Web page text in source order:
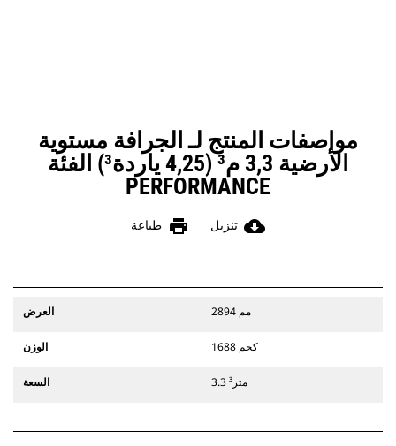
مواصفات المنتج لـ ‏‫الجرافة مستوية
الأرضية 3,3 م³ (4,25 ياردة³) الفئة
PERFORMANCE
cloud_download تنزيل print طباعة
العرض 2894 مم
الوزن 1688 كجم
السعة 3.3 متر³